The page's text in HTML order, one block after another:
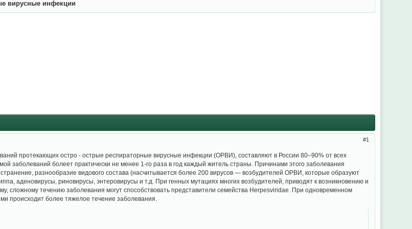
вирусные инфекции
1
протекающих остро - острые респираторные вирусные инфекции (ОРВИ), составляют в России 80–90% от всех
заболеваний болеет практически не менее 1-го раза в год каждый житель страны. Причинами этого заболевания
разнообразие видового состава (насчитывается более 200 вирусов — возбудителей ОРВИ, которые образуют
аденовирусы, риновирусы, энтеровирусы и т.д. При генных мутациях многих возбудителей, приводят к возникновению и
сложному течению заболевания могут способствовать представители семейства Herpesviridae. При одновременном
происходит более тяжелое течение заболевания.